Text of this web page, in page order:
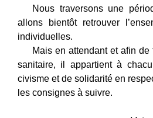
Nous traversons une
allons bientôt retrouver
individuelles.
Mais en attendant et afin
sanitaire, il appartient à
civisme et de solidarité en
les consignes à suivre.